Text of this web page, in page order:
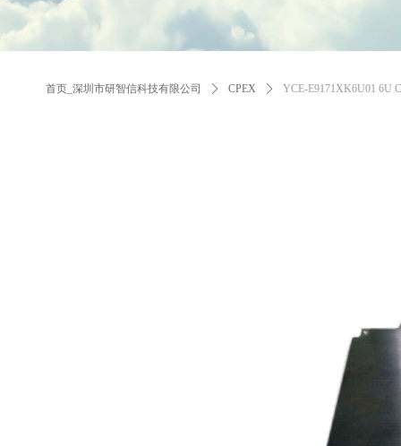
首页_深圳市研智信科技有限公司 ꄲ CPEX ꄲ YCE-E9171XK6U01 6U